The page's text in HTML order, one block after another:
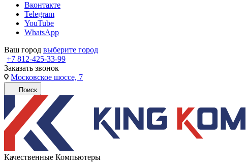
Вконтакте
Telegram
YouTube
WhatsApp
Ваш город выберите город
+7 812-425-33-99
Заказать звонок
Московское шоссе, 7
Поиск
Качественные Компьютеры